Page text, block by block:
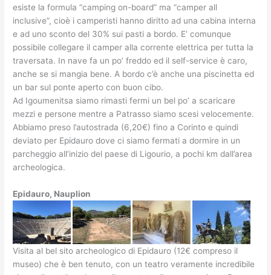
esiste la formula “camping on-board” ma “camper all
inclusive”, cioè i camperisti hanno diritto ad una cabina interna
e ad uno sconto del 30% sui pasti a bordo. E’ comunque
possibile collegare il camper alla corrente elettrica per tutta la
traversata. In nave fa un po’ freddo ed il self-service è caro,
anche se si mangia bene. A bordo c’è anche una piscinetta ed
un bar sul ponte aperto con buon cibo.
Ad Igoumenitsa siamo rimasti fermi un bel po’ a scaricare
mezzi e persone mentre a Patrasso siamo scesi velocemente.
Abbiamo preso l’autostrada (6,20€) fino a Corinto e quindi
deviato per Epidauro dove ci siamo fermati a dormire in un
parcheggio all’inizio del paese di Ligourio, a pochi km dall’area
archeologica.
Epidauro, Nauplion
Visita al bel sito archeologico di Epidauro (12€ compreso il
museo) che è ben tenuto, con un teatro veramente incredibile